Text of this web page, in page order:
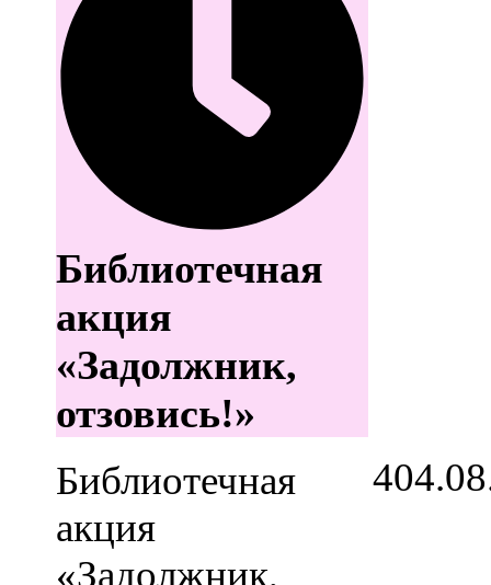
Библиотечная
акция
«Задолжник,
отзовись!»
Библиотечная
акция
«Задолжник,
4